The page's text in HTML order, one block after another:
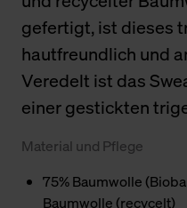
gefertigt, ist dieses
hautfreundlich und
Veredelt ist das
einer gestickten
Material und Pflege
75% Baumwolle
Baumwolle (recycelt)